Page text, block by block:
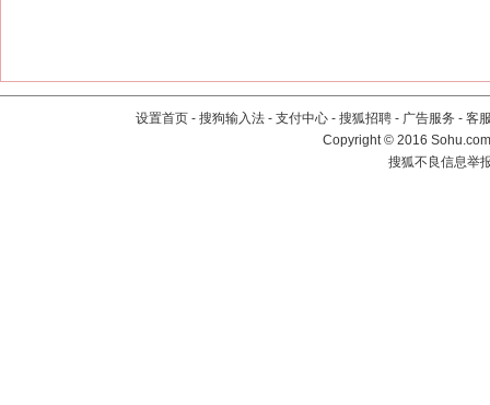
设置首页 - 搜狗输入法 - 支付中心 - 搜狐招聘 - 广告服务 - 客
Copyright©2016
搜狐不良信息举